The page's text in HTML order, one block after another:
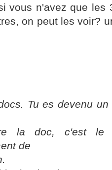
vous n'avez que les
on peut les voir?
Tu es devenu
la doc, c'est le
de